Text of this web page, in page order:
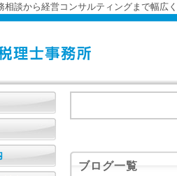
相談から経営コンサルティングまで幅広
ブログ一覧